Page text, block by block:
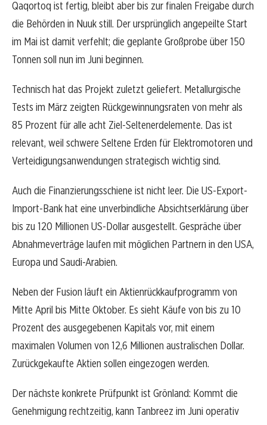
Qaqortoq ist fertig, bleibt aber bis zur finalen Freigabe durch
die Behörden in Nuuk still. Der ursprünglich angepeilte Start
im Mai ist damit verfehlt; die geplante Großprobe über 150
Tonnen soll nun im Juni beginnen.
Technisch hat das Projekt zuletzt geliefert. Metallurgische
Tests im März zeigten Rückgewinnungsraten von mehr als
85 Prozent für alle acht Ziel-Seltenerdelemente. Das ist
relevant, weil schwere Seltene Erden für Elektromotoren und
Verteidigungsanwendungen strategisch wichtig sind.
Auch die Finanzierungsschiene ist nicht leer. Die US-Export-
Import-Bank hat eine unverbindliche Absichtserklärung über
bis zu 120 Millionen US-Dollar ausgestellt. Gespräche über
Abnahmeverträge laufen mit möglichen Partnern in den USA,
Europa und Saudi-Arabien.
Neben der Fusion läuft ein Aktienrückkaufprogramm von
Mitte April bis Mitte Oktober. Es sieht Käufe von bis zu 10
Prozent des ausgegebenen Kapitals vor, mit einem
maximalen Volumen von 12,6 Millionen australischen Dollar.
Zurückgekaufte Aktien sollen eingezogen werden.
Der nächste konkrete Prüfpunkt ist Grönland: Kommt die
Genehmigung rechtzeitig, kann Tanbreez im Juni operativ